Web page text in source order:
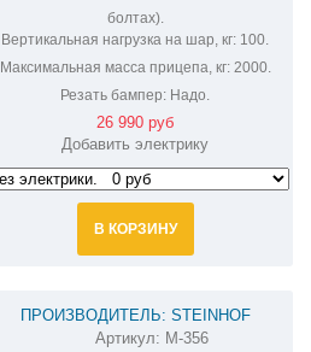
болтах).
Вертикальная нагрузка на шар, кг: 100.
Максимальная масса прицепа, кг:2000.
Резать бампер: Надо.
26 990 руб
Добавить электрику
В КОРЗИНУ
ПРОИЗВОДИТЕЛЬ: STEINHOF
ФАРКОП НА MITSUBISHI OUTLANDER
Артикул: M-356